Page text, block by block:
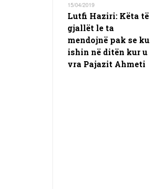
15/04/2019
Lutfi Haziri: Këta të
gjallët le ta
mendojnë pak se ku
ishin në ditën kur u
vra Pajazit Ahmeti